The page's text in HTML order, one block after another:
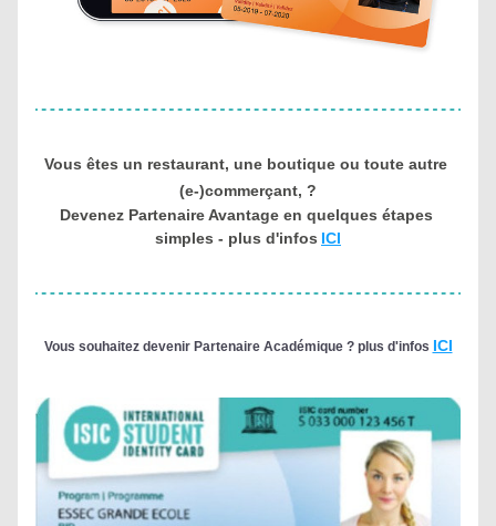
Vous êtes un restaurant, une boutique ou toute autre
(e-)commerçant, ?
Devenez Partenaire Avantage en quelques étapes
simples - plus d'infos ICI
Vous souhaitez devenir Partenaire Académique ? plus d'infos ICI